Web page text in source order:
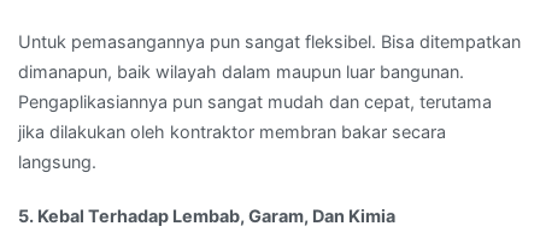
Untuk pemasangannya pun sangat fleksibel. Bisa ditempatkan
dimanapun, baik wilayah dalam maupun luar bangunan.
Pengaplikasiannya pun sangat mudah dan cepat, terutama
jika dilakukan oleh kontraktor membran bakar secara
langsung.
5. Kebal Terhadap Lembab, Garam, Dan Kimia